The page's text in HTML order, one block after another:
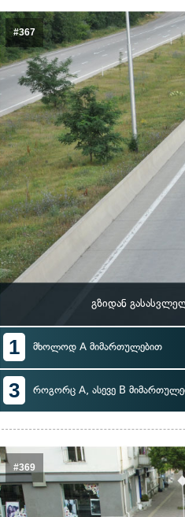
#367
გზიდან
1 მხოლოდ A მიმართულებით
3 როგორც A, ასევე B
#369